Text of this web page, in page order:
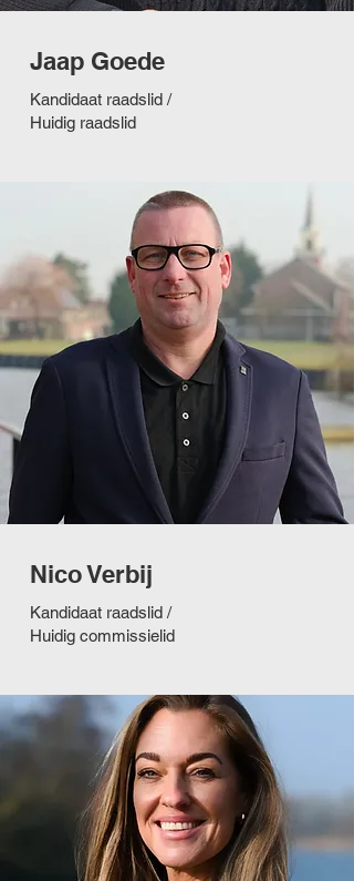
Jaap Goede
Kandidaat raadslid /
Huidig raadslid
Nico Verbij
Kandidaat raadslid /
Huidig commissielid